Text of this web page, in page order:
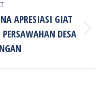
APRESIASI GIAT
DESA